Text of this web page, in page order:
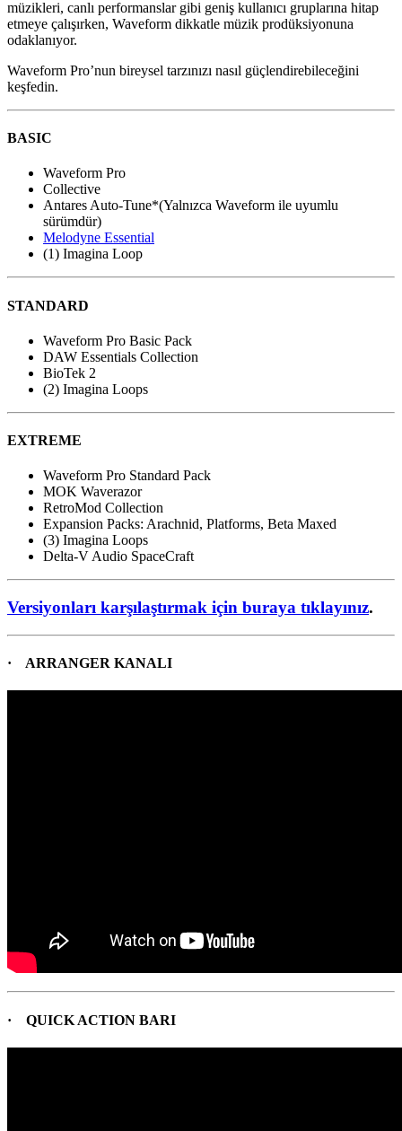
müzikleri, canlı performanslar gibi geniş kullanıcı gruplarına hitap
etmeye çalışırken, Waveform dikkatle müzik prodüksiyonuna
odaklanıyor.
Waveform Pro’nun bireysel tarzınızı nasıl güçlendirebileceğini
keşfedin.
BASIC
Waveform Pro
Collective
Antares Auto-Tune*(Yalnızca Waveform ile uyumlu
sürümdür)
Melodyne Essential
(1) Imagina Loop
STANDARD
Waveform Pro Basic Pack
DAW Essentials Collection
BioTek 2
(2) Imagina Loops
EXTREME
Waveform Pro Standard Pack
MOK Waverazor
RetroMod Collection
Expansion Packs: Arachnid, Platforms, Beta Maxed
(3) Imagina Loops
Delta-V Audio SpaceCraft
Versiyonları karşılaştırmak için buraya tıklayınız.
· ARRANGER KANALI
· QUICK ACTION BARI